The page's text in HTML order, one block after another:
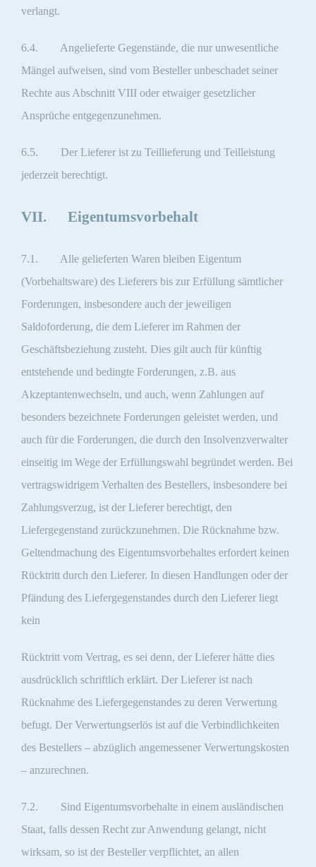
verlangt.
6.4. Angelieferte Gegenstände, die nur unwesentliche
Mängel aufweisen, sind vom Besteller unbeschadet seiner
Rechte aus Abschnitt VIII oder etwaiger gesetzlicher
Ansprüche entgegenzunehmen.
6.5. Der Lieferer ist zu Teillieferung und Teilleistung
jederzeit berechtigt.
VII. Eigentumsvorbehalt
7.1. Alle gelieferten Waren bleiben Eigentum
(Vorbehaltsware) des Lieferers bis zur Erfüllung sämtlicher
Forderungen, insbesondere auch der jeweiligen
Saldoforderung, die dem Lieferer im Rahmen der
Geschäftsbeziehung zusteht. Dies gilt auch für künftig
entstehende und bedingte Forderungen, z.B. aus
Akzeptantenwechseln, und auch, wenn Zahlungen auf
besonders bezeichnete Forderungen geleistet werden, und
auch für die Forderungen, die durch den Insolvenzverwalter
einseitig im Wege der Erfüllungswahl begründet werden. Bei
vertragswidrigem Verhalten des Bestellers, insbesondere bei
Zahlungsverzug, ist der Lieferer berechtigt, den
Liefergegenstand zurückzunehmen. Die Rücknahme bzw.
Geltendmachung des Eigentumsvorbehaltes erfordert keinen
Rücktritt durch den Lieferer. In diesen Handlungen oder der
Pfändung des Liefergegenstandes durch den Lieferer liegt
kein
Rücktritt vom Vertrag, es sei denn, der Lieferer hätte dies
ausdrücklich schriftlich erklärt. Der Lieferer ist nach
Rücknahme des Liefergegenstandes zu deren Verwertung
befugt. Der Verwertungserlös ist auf die Verbindlichkeiten
des Bestellers – abzüglich angemessener Verwertungskosten
– anzurechnen.
7.2. Sind Eigentumsvorbehalte in einem ausländischen
Staat, falls dessen Recht zur Anwendung gelangt, nicht
wirksam, so ist der Besteller verpflichtet, an allen